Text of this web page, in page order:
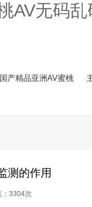
AV无码
产精品亚洲AV蜜桃
测的作用
：3304次